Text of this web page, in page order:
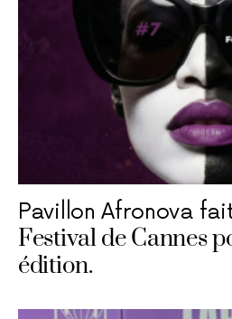
Pavillon Afronova
Festival de Cannes
édition.